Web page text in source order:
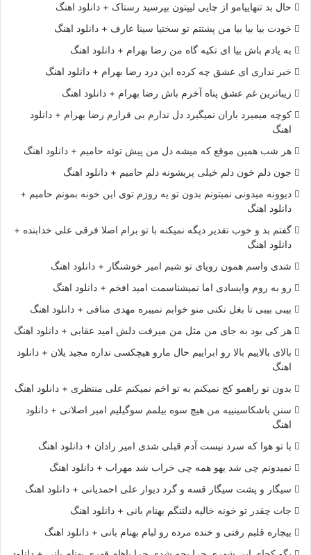
حال بد تنهاییامو از چایی لیپتون بپرسید رستاک + دانلود اهنگ
خودت بیا بیا بیا من پشتتم تو سختیا سینا عارف + دانلود اهنگ
به یادم باش بیا ای تکیه گاه من رضا بهرام + دانلود اهنگ
خبر نداری ای عشق چه کرده این درد رضا بهرام + دانلود اهنگ
زیباترین غم عشق پناه آخرم باش رضا بهرام + دانلود اهنگ
کوچه میمیرد باران نمیگیرد دل ندارم بی قرارم رضا بهرام + دانلود
اهنگ
هر شب همین موقع که میشه دل من پیش توئه حامیم + دانلود اهنگ
جون دلم خون دلم خیلی پریشونه دلم حامیم + دانلود اهنگ
دیوونه میدونی نمیتونم بدون تو یه روزم توی این خونه بمونم حامیم +
دانلود اهنگ
گفتم بد و خوب تقدیر دیگه نمیکنه با تو برام اصلا فرقی علی خدابنده +
دانلود اهنگ
شدی واسم همون رویای تو شبم امیر خوشنگار + دانلود اهنگ
رو به روم وایسادی اما نمیشناسمت امید افخم + دانلود اهنگ
بیبی بیبی تا بغل نکنی منو خوابم نمیبره مهدی منافی + دانلود اهنگ
هر کی بود به جای من مثل من میرفت دلش امید عقابی + دانلود اهنگ
بالای بالاییم بالا رو ابراییم حال مارو هیچکسی نداره مجید یلان + دانلود
اهنگ
بدون تو راهمو کج نمیکنم به تو اخم نمیکنم علی منتظری + دانلود اهنگ
سنن باشکاسینییه من هیچ سوه بیلمم سوگیلیم امیر اصلانی + دانلود
اهنگ
با تو هوا که سرد نیست آدم قبلی شدی امیر رادان + دانلود اهنگ
نمیدونم چی شد یهو همه چی خراب شد مهراب + دانلود اهنگ
سیگار و پشت سیگار قسه و گرد دیوار علی احمدیانی + دانلود اهنگ
جات چقدر تو خونه خالیه دلتنگم بهنام بانی + دانلود اهنگ
بیچاره قلبم رفتی و خنده مرده رو لبام بهنام بانی + دانلود اهنگ